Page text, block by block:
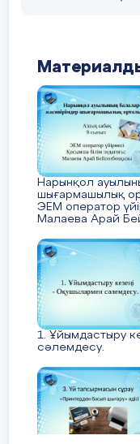
Нарынқол
шығармашылық
ЭЕМ оператор
Малаева Арай
1. Ұйымдастыру
сәлемдесу.